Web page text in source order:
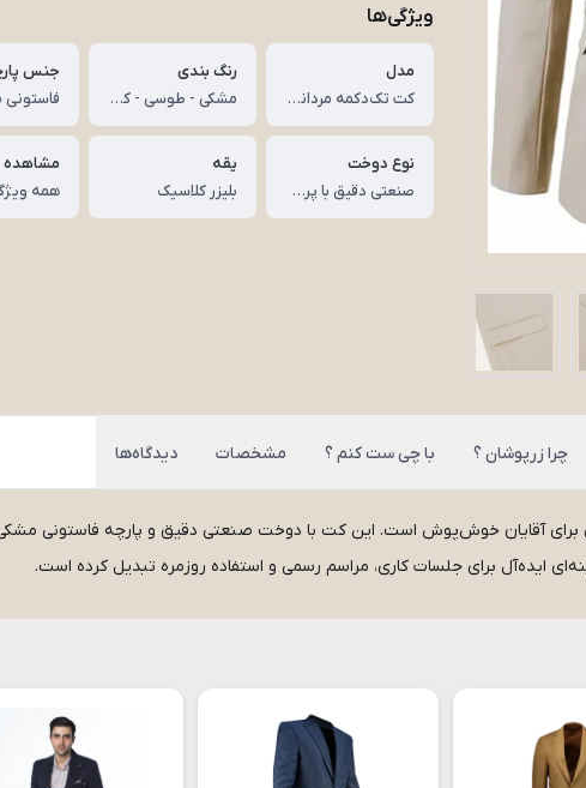
ویژگی‌ها
مدل
کت تک‌دکمه مردانه با یقه بلیزر
رنگ بندی
مشکی - طوسی - کرم - سورمه ای
جنس
نوع دوخت
صنعتی دقیق با پرس حرفه‌ای
یقه
بلیزر کلاسیک
مشاهده
همه
چرا زرپوشان ؟ با چی ست کنم ؟ مشخصات دیدگاه‌ها
برای آقایان خوش‌پوش است. این کت با دوخت صنعتی دقیق و پارچه فاستونی
ایده‌آل برای جلسات کاری، مراسم رسمی و استفاده روزمره تبدیل کرده است.